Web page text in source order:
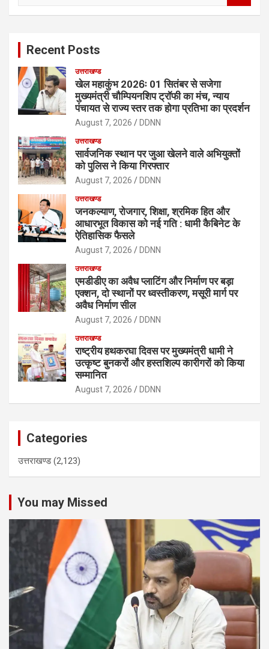
Recent Posts
उत्तराखण्ड
खेल महाकुंभ 2026ः 01 सितंबर से सजेगा
मुख्यमंत्री चौम्पियनशिप ट्रॉफी का मंच, न्याय
पंचायत से राज्य स्तर तक होगा प्रतिभा का प्रदर्शन
August 7, 2026 DDNN
उत्तराखण्ड
सार्वजनिक स्थान पर जुआ खेलने वाले अभियुक्तों
को पुलिस ने किया गिरफ्तार
August 7, 2026 DDNN
उत्तराखण्ड
जनकल्याण, रोजगार, शिक्षा, श्रमिक हित और
आधारभूत विकास को नई गति : धामी कैबिनेट के
ऐतिहासिक फैसले
August 7, 2026 DDNN
उत्तराखण्ड
एमडीडीए का अवैध प्लाटिंग और निर्माण पर बड़ा
एक्शन, दो स्थानों पर ध्वस्तीकरण, मसूरी मार्ग पर
अवैध निर्माण सील
August 7, 2026 DDNN
उत्तराखण्ड
राष्ट्रीय हथकरघा दिवस पर मुख्यमंत्री धामी ने
उत्कृष्ट बुनकरों और हस्तशिल्प कारीगरों को किया
सम्मानित
August 7, 2026 DDNN
Categories
उत्तराखण्ड(2,123)
You may Missed